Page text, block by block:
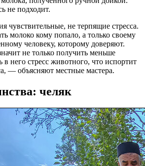
не подходит.
не терпящие стресса.
молоко кому попало, а только своему
человеку, которому доверяют.
не только получить меньше
в него стресс животного, что испортит
— объясняют местные мастера.
челяк